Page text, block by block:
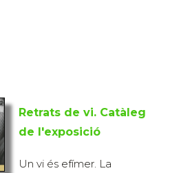
Retrats de vi. Catàleg
de l'exposició
Un vi és efímer. La